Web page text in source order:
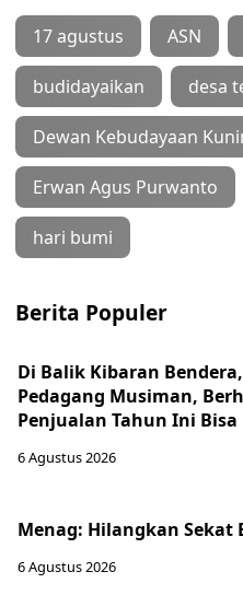
17 agustus ASN
budidayaikan desa
Dewan Kebudayaan
Erwan Agus Purwanto
hari bumi
Berita Populer
Di Balik Kibaran
Pedagang Musiman,
Penjualan Tahun Ini
6 Agustus 2026
Menag: Hilangkan Sekat
6 Agustus 2026